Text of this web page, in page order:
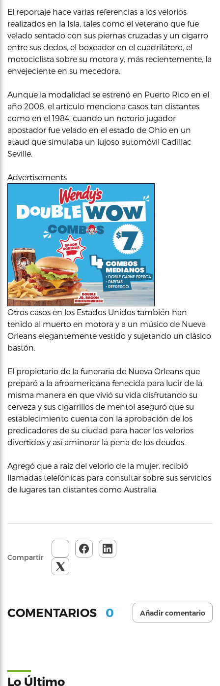
El reportaje hace varias referencias a los velorios
realizados en la Isla, tales como el veterano que fue
velado sentado con sus piernas cruzadas y un cigarro
entre sus dedos, el boxeador en el cuadrilátero, el
motociclista sobre su motora y, más recientemente, la
envejeciente en su mecedora.
Aunque la modalidad se estrenó en Puerto Rico en el
año 2008, el artículo menciona casos tan distantes
como en el 1984, cuando un notorio jugador
apostador fue velado en el estado de Ohio en un
ataud que simulaba un lujoso automóvil Cadillac
Seville.
Advertisements
Otros casos en los Estados Unidos también han
tenido al muerto en motora y a un músico de Nueva
Orleans elegantemente vestido y sujetando un clásico
bastón.
El propietario de la funeraria de Nueva Orleans que
preparó a la afroamericana fenecida para lucir de la
misma manera en que vivió su vida disfrutando su
cerveza y sus cigarrillos de mentol aseguró que su
establecimiento cuenta con la aprobación de los
predicadores de su ciudad para hacer los velorios
divertidos y así aminorar la pena de los deudos.
Agregó que a raíz del velorio de la mujer, recibió
llamadas telefónicas para consultar sobre sus servicios
de lugares tan distantes como Australia.
Compartir
COMENTARIOS 0 Añadir comentario
Lo Último